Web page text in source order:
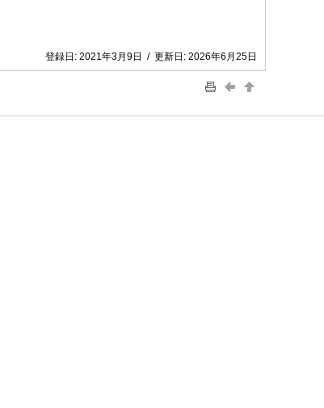
登録日: 2021年3月9日 / 更新日: 2026年6月25日